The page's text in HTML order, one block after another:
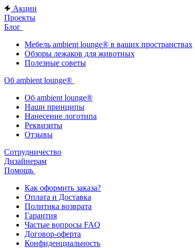
Акции
Проекты
Блог
Мебель ambient lounge® в ваших пространствах
Обзоры лежаков для животных
Полезные советы
Об ambient lounge®
Oб ambient lounge®
Наши принципы
Нанесение логотипа
Реквизиты
Отзывы
Сотрудничество
Дизайнерам
Помощь
Как оформить заказа?
Оплата и Доставка
Политика возврата
Гарантия
Частые вопросы FAQ
Договор-оферта
Конфиденциальность